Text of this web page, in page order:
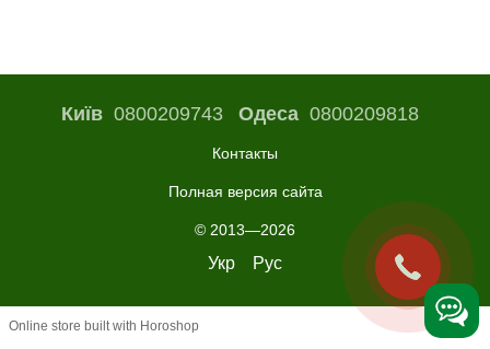
Київ0800209743 Одеса0800209818
Контакты
Полная версия сайта
© 2013—2026
Укр Рус
Online store built with Horoshop